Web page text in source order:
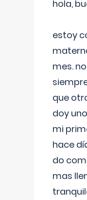
hola,
estoy
mes.
que
doy
mi
hace
do
mas